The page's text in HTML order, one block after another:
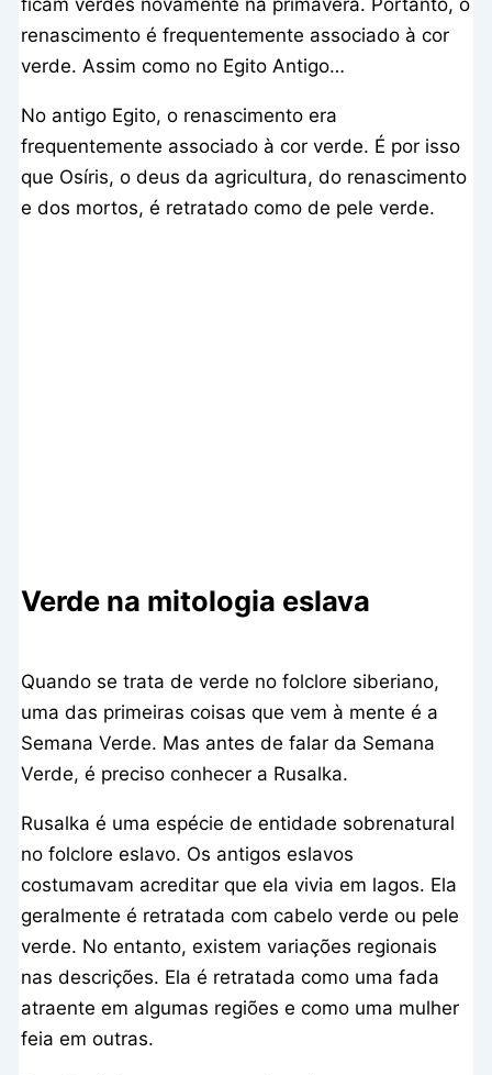
ficam verdes novamente na primavera. Portanto, o
renascimento é frequentemente associado à cor
verde. Assim como no Egito Antigo…
No antigo Egito, o renascimento era
frequentemente associado à cor verde. É por isso
que Osíris, o deus da agricultura, do renascimento
e dos mortos, é retratado como de pele verde.
Verde na mitologia eslava
Quando se trata de verde no folclore siberiano,
uma das primeiras coisas que vem à mente é a
Semana Verde. Mas antes de falar da Semana
Verde, é preciso conhecer a Rusalka.
Rusalka é uma espécie de entidade sobrenatural
no folclore eslavo. Os antigos eslavos
costumavam acreditar que ela vivia em lagos. Ela
geralmente é retratada com cabelo verde ou pele
verde. No entanto, existem variações regionais
nas descrições. Ela é retratada como uma fada
atraente em algumas regiões e como uma mulher
feia em outras.